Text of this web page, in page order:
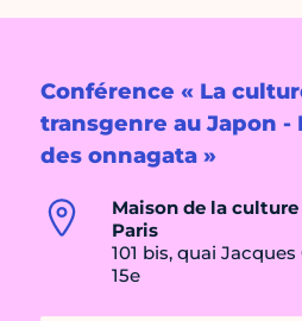
Conférence « La
transgenre au Japon -
des onnagata »
Maison de la
Paris
101 bis, quai
15e